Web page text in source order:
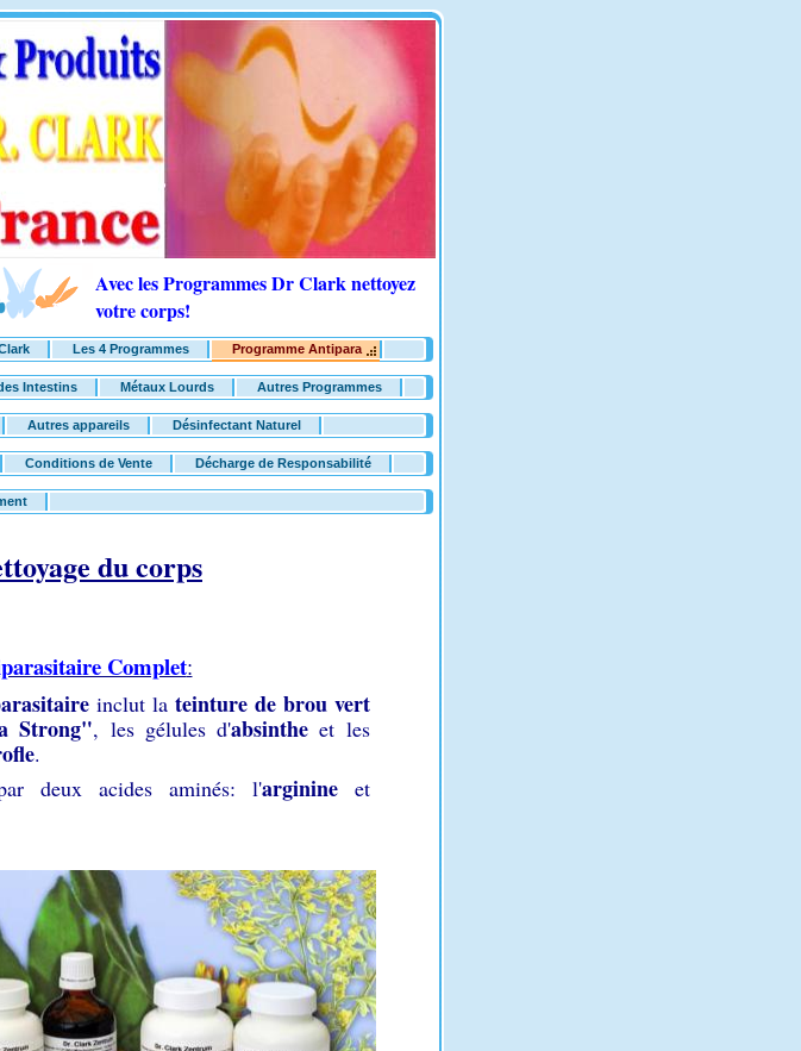
Avec les Programmes Dr Clark nettoyez
votre corps!
Les 4 Programmes Programme Antipara
Intestins Métaux Lourds Autres Programmes
Autres appareils Désinfectant Naturel
Conditions de Vente Décharge de Responsabilité
du corps
Complet:
inclut la teinture de brou vert
Strong", les gélules d'absinthe et les
.
deux acides aminés: l'arginineet